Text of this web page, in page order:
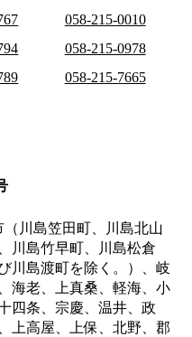
058-215-0010
058-215-0978
058-215-7665
川島笠田町、川島北山
川島竹早町、川島松倉
川島渡町を除く。）、岐
海老、上真桑、軽海、小
四条、宗慶、温井、政
上高屋、上保、北野、郡